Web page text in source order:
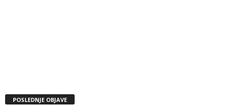
POSLEDNJE OBJAVE